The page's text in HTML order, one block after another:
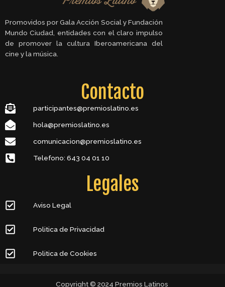
Promovidos por Gala Acción Social y Fundación
Mundo Ciudad, entidades con el claro impulso
de promover la cultura Iberoamericana del
cine y la música.
Contacto
participantes@premioslatino.es
hola@premioslatino.es
comunicacion@premioslatino.es
Telefono: 643 04 01 10
Legales
Aviso Legal
Politica de Privacidad
Politica de Cookies
Copyright © 2024 Premios Latinos